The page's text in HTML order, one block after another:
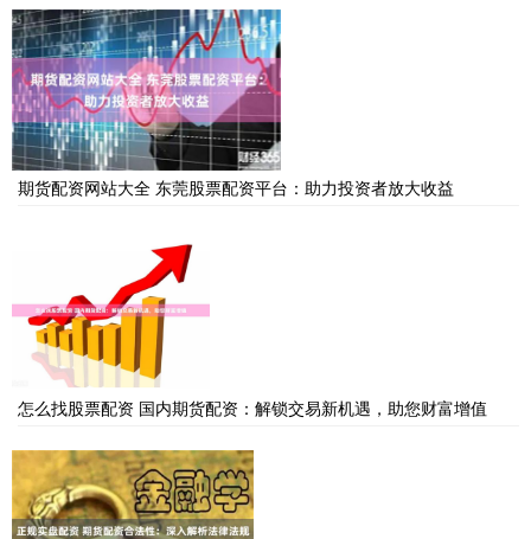
期货配资网站大全 东莞股票配资平台：助力投资者放大收益
怎么找股票配资 国内期货配资：解锁交易新机遇，助您财富增值